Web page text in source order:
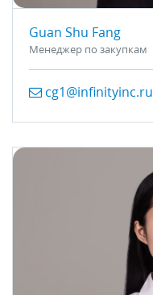
Guan Shu Fang
Менеджер по закупкам
cg1@infinityinc.ru